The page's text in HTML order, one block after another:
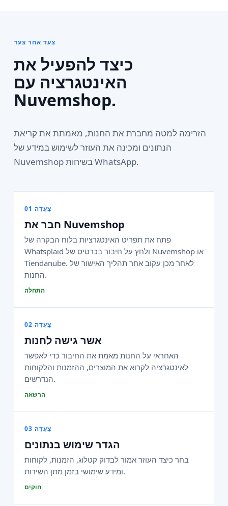
צעד אחר צעד
כיצד להפעיל את
האינטגרציה עם
Nuvemshop.
הזרימה למטה מחברת את החנות, מאמתת את קריאת
הנתונים ומכינה את העוזר לשימוש במידע של
Nuvemshop בשיחות WhatsApp.
צַעֲדָה 01
חבר את Nuvemshop
פתח את תפריט האינטגרציות בלוח הבקרה של
Whatsplaid ולחץ על חיבור בכרטיס של Nuvemshop או
Tiendanube. לאחר מכן עקוב אחר תהליך האישור של
החנות.
התחלה
צַעֲדָה 02
אשר גישה לחנות
האחראי על החנות מאמת את החיבור כדי לאפשר
לאינטגרציה לקרוא את המוצרים, ההזמנות והלקוחות
הנדרשים.
הרשאה
צַעֲדָה 03
הגדר שימוש בנתונים
בחר כיצד העוזר אמור לבדוק קטלוג, הזמנות, לקוחות
ומידע שימושי בזמן מתן השירות.
חוקים